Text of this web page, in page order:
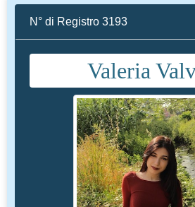
N° di Registro 2670
N° di Registro 3193
Valeria